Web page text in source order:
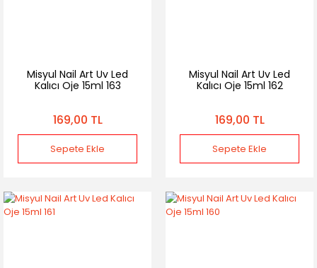
Misyul Nail Art Uv Led
Kalıcı Oje 15ml 163
169,00 TL
Sepete Ekle
Misyul Nail Art Uv Led
Kalıcı Oje 15ml 162
169,00 TL
Sepete Ekle